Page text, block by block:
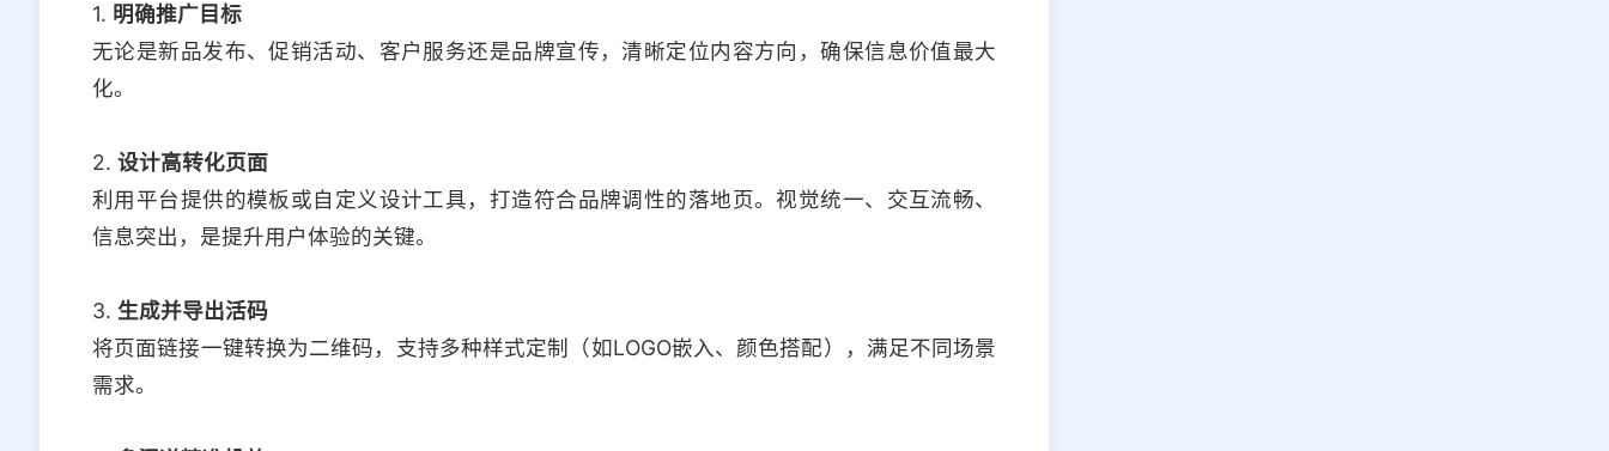
1. 明确推广目标
无论是新品发布、促销活动、客户服务还是品牌宣传，清晰定位内容方向，确保信息价值最大
化。
2. 设计高转化页面
利用平台提供的模板或自定义设计工具，打造符合品牌调性的落地页。视觉统一、交互流畅、
信息突出，是提升用户体验的关键。
3. 生成并导出活码
将页面链接一键转换为二维码，支持多种样式定制（如LOGO嵌入、颜色搭配），满足不同场景
需求。